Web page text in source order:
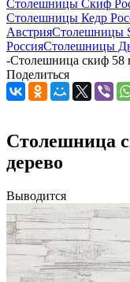
Столешницы Скиф
Столешницы Кедр
АвстрияСтолешницы
РоссияСтолешницы
-Столешница скиф 58
Поделиться
Столешница
дерево
Выводится